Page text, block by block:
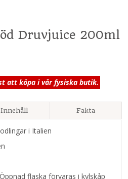
Druvjuice 200ml
att köpa i vår fysiska butik.
Innehåll Fakta
i Italien
flaska förvaras i kylskåp